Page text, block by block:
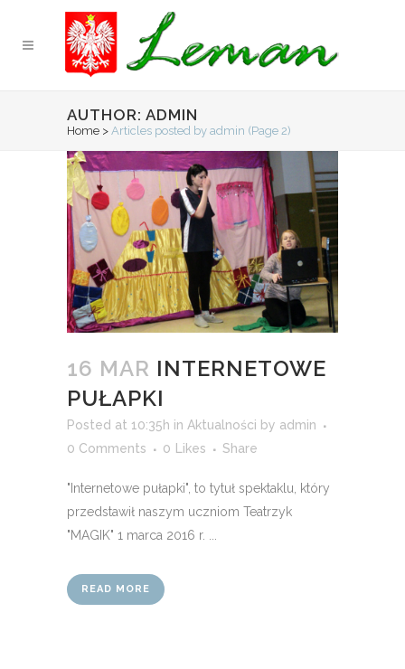
AUTHOR: ADMIN
Home > Articles posted by admin (Page 2)
16 MAR INTERNETOWE
PUŁAPKI
Posted at 10:35h in Aktualności by admin
0 Comments
0 Likes Share
"Internetowe pułapki", to tytuł spektaklu, który
przedstawił naszym uczniom Teatrzyk
"MAGIK" 1 marca 2016 r. ...
READ MORE